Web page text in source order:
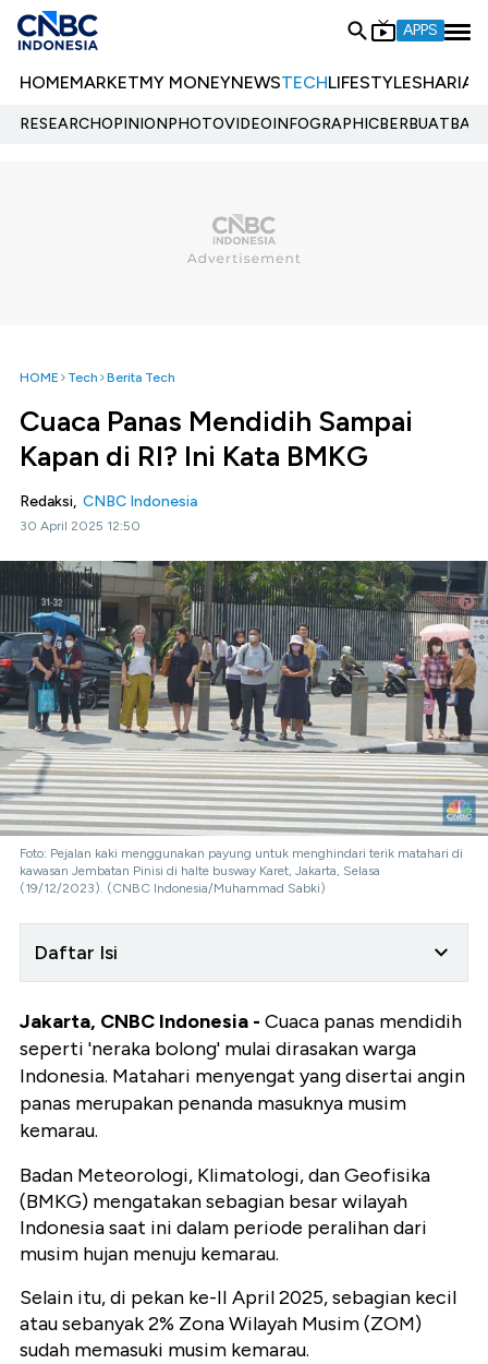
APPS
HOMEMARKETMY MONEYNEWSTECHLIFESTYLESHARIA
RESEARCHOPINIONPHOTOVIDEOINFOGRAPHIC
HOME Tech Berita Tech
Cuaca Panas Mendidih Sampai
Kapan di RI? Ini Kata BMKG
Redaksi, CNBC Indonesia
30 April 2025 12:50
Foto: Pejalan kaki menggunakan payung untuk menghindari terik matahari di
kawasan Jembatan Pinisi di halte busway Karet, Jakarta, Selasa
(19/12/2023). (CNBC Indonesia/Muhammad Sabki)
Daftar Isi
Jakarta, CNBC Indonesia - Cuaca panas mendidih
seperti 'neraka bolong' mulai dirasakan warga
Indonesia. Matahari menyengat yang disertai angin
panas merupakan penanda masuknya musim
kemarau.
Badan Meteorologi, Klimatologi, dan Geofisika
(BMKG) mengatakan sebagian besar wilayah
Indonesia saat ini dalam periode peralihan dari
musim hujan menuju kemarau.
Selain itu, di pekan ke-II April 2025, sebagian kecil
atau sebanyak 2% Zona Wilayah Musim (ZOM)
sudah memasuki musim kemarau.